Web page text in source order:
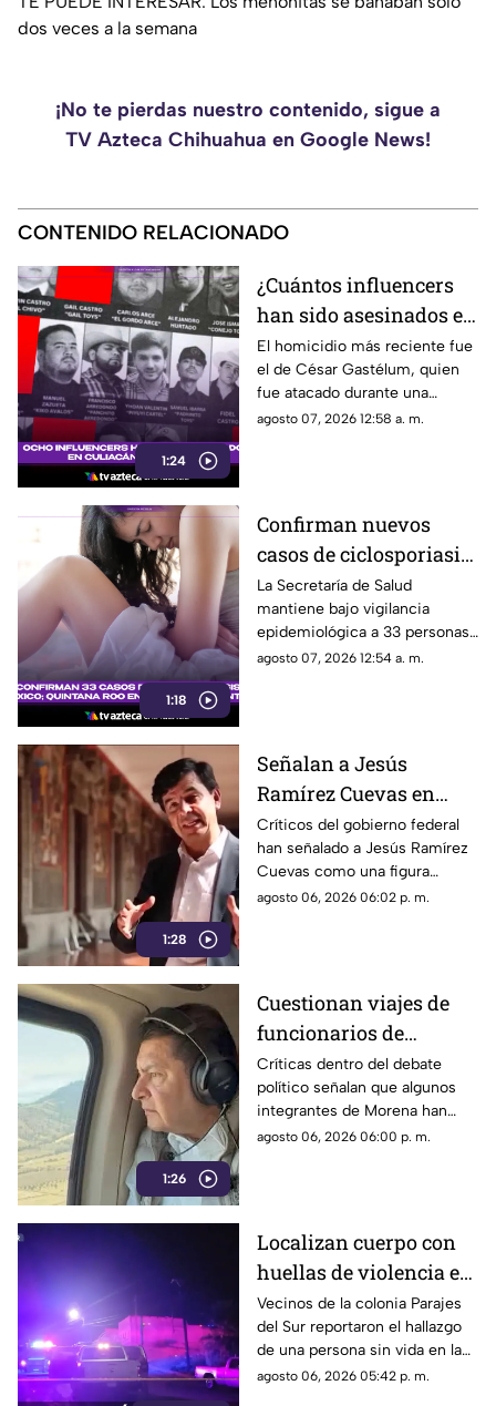
dos veces a la semana
¡No te pierdas nuestro contenido, sigue a
TV Azteca Chihuahua en Google News!
CONTENIDO RELACIONADO
1:24
¿Cuántos influencers
han sido asesinados en
Culiacán desde 2024?
César Gastélum el más
reciente
El homicidio más reciente fue
el de César Gastélum, quien
fue atacado durante una
transmisión en vivo.
agosto 07, 2026 12:58 a. m.
1:18
Confirman nuevos
casos de ciclosporiasis
en México; este estado
concentra la mayor
cifra
La Secretaría de Salud
mantiene bajo vigilancia
epidemiológica a 33 personas
diagnosticadas con
agosto 07, 2026 12:54 a. m.
1:28
Señalan a Jesús
Ramírez Cuevas en
debate sobre regulación
y libertad de expresión
Críticos del gobierno federal
han señalado a Jesús Ramírez
Cuevas como una figura
relevante dentro de la
agosto 06, 2026 06:02 p. m.
1:26
Cuestionan viajes de
funcionarios de
Morena por presuntos
gastos alejados de la
austeridad
Críticas dentro del debate
político señalan que algunos
integrantes de Morena han
sido señalados por realizar
agosto 06, 2026 06:00 p. m.
Localizan cuerpo con
huellas de violencia en
calles de Parajes del
Sur | VIDEO
Vecinos de la colonia Parajes
del Sur reportaron el hallazgo
de una persona sin vida en la
vía pública.
agosto 06, 2026 05:42 p. m.